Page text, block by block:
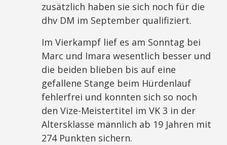
zusätzlich haben sie sich noch für die
dhv DM im September qualifiziert.
Im Vierkampf lief es am Sonntag bei
Marc und Imara wesentlich besser und
die beiden blieben bis auf eine
gefallene Stange beim Hürdenlauf
fehlerfrei und konnten sich so noch
den Vize-Meistertitel im VK 3 in der
Altersklasse männlich ab 19 Jahren mit
274 Punkten sichern.